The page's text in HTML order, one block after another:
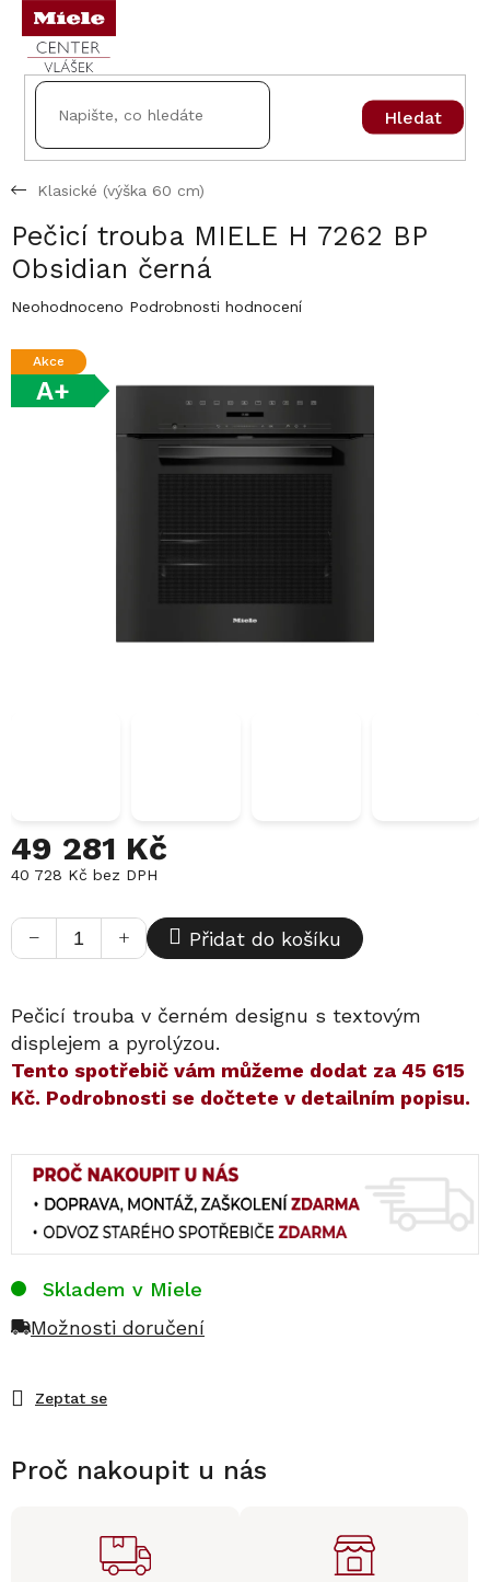
Přejít
obsah
Hledat
Klasické (výška 60 cm)
Pečicí trouba MIELE H 7262 BP
Obsidian černá
Průměrné
produktu
z
Neohodnoceno Podrobnosti hodnocení
Akce
A+
49 281 Kč
40 728 Kč bez DPH
cena:
+
− Přidat do košíku
Pečicí trouba v černém designu s textovým
displejem a pyrolýzou.
​​Tento spotřebič vám můžeme dodat za 45 615
Kč. Podrobnosti se dočtete v detailním popisu.
Zeptat se
Skladem v Miele
Možnosti doručení
Proč nakoupit u nás